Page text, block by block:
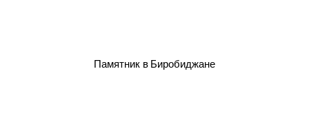
Памятник в Биробиджане